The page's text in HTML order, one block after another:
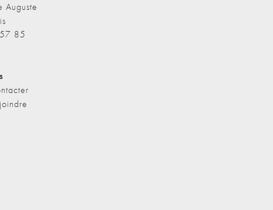
Auguste
85